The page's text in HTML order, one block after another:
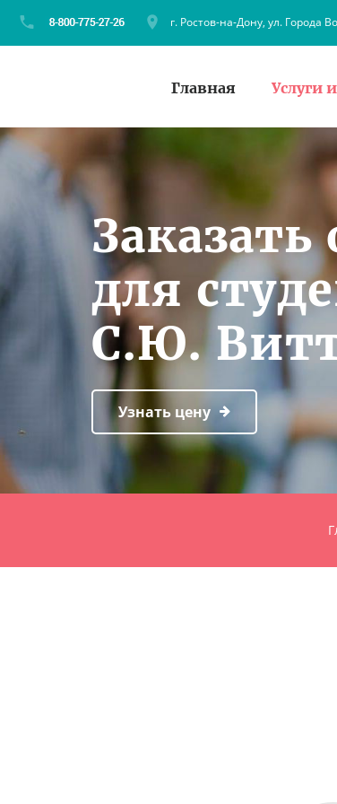
г. Ростов-на-Дону, ул. Города
Главная Услуги
для
С.Ю.
Узнать цену